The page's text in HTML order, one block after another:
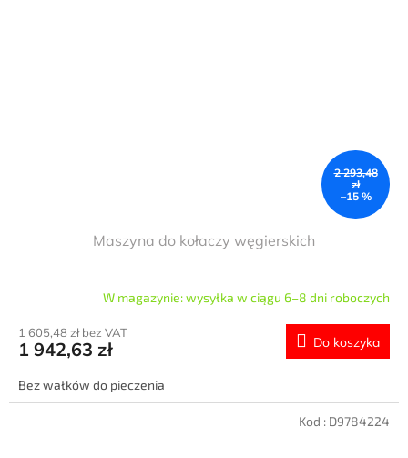
2 293,48
zł
–15 %
Maszyna do kołaczy węgierskich
W magazynie: wysyłka w ciągu 6–8 dni roboczych
1 605,48 zł bez VAT
1 942,63 zł Do koszyka
Bez wałków do pieczenia
Kod : D9784224